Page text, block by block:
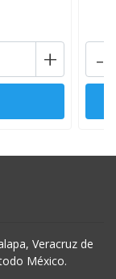
+ -
Veracruz de
México.